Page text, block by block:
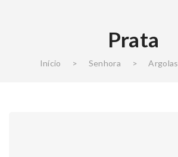
Prata
Início > Senhora > Argolas